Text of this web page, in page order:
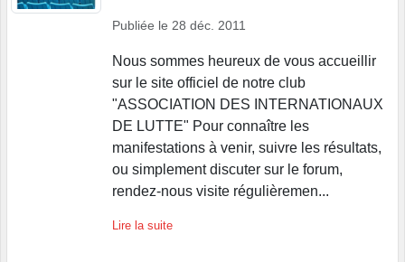
Publiée le 28 déc. 2011
Nous sommes heureux de vous accueillir
sur le site officiel de notre club
"ASSOCIATION DES INTERNATIONAUX
DE LUTTE" Pour connaître les
manifestations à venir, suivre les résultats,
ou simplement discuter sur le forum,
rendez-nous visite régulièremen...
Lire la suite